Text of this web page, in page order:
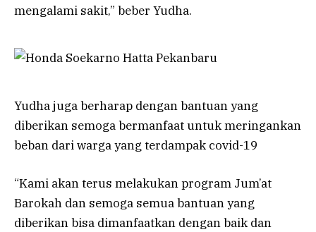
mengalami sakit,” beber Yudha.
Yudha juga berharap dengan bantuan yang
diberikan semoga bermanfaat untuk meringankan
beban dari warga yang terdampak covid-19
“Kami akan terus melakukan program Jum’at
Barokah dan semoga semua bantuan yang
diberikan bisa dimanfaatkan dengan baik dan